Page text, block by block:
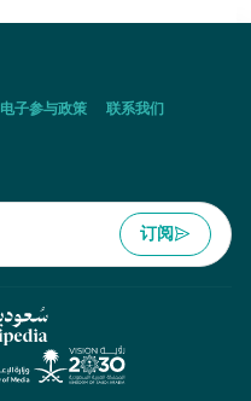
电子参与政策
联系我们
订阅